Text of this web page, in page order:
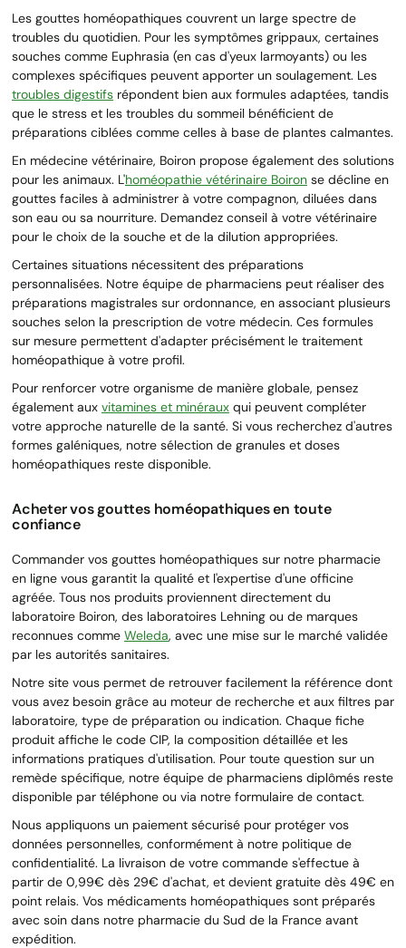
Les gouttes homéopathiques couvrent un large spectre de
troubles du quotidien. Pour les symptômes grippaux, certaines
souches comme Euphrasia (en cas d'yeux larmoyants) ou les
complexes spécifiques peuvent apporter un soulagement. Les
troubles digestifs répondent bien aux formules adaptées, tandis
que le stress et les troubles du sommeil bénéficient de
préparations ciblées comme celles à base de plantes calmantes.
En médecine vétérinaire, Boiron propose également des solutions
pour les animaux. L'homéopathie vétérinaire Boiron se décline en
gouttes faciles à administrer à votre compagnon, diluées dans
son eau ou sa nourriture. Demandez conseil à votre vétérinaire
pour le choix de la souche et de la dilution appropriées.
Certaines situations nécessitent des préparations
personnalisées. Notre équipe de pharmaciens peut réaliser des
préparations magistrales sur ordonnance, en associant plusieurs
souches selon la prescription de votre médecin. Ces formules
sur mesure permettent d'adapter précisément le traitement
homéopathique à votre profil.
Pour renforcer votre organisme de manière globale, pensez
également aux vitamines et minéraux qui peuvent compléter
votre approche naturelle de la santé. Si vous recherchez d'autres
formes galéniques, notre sélection de granules et doses
homéopathiques reste disponible.
Acheter vos gouttes homéopathiques en toute
confiance
Commander vos gouttes homéopathiques sur notre pharmacie
en ligne vous garantit la qualité et l'expertise d'une officine
agréée. Tous nos produits proviennent directement du
laboratoire Boiron, des laboratoires Lehning ou de marques
reconnues comme Weleda, avec une mise sur le marché validée
par les autorités sanitaires.
Notre site vous permet de retrouver facilement la référence dont
vous avez besoin grâce au moteur de recherche et aux filtres par
laboratoire, type de préparation ou indication. Chaque fiche
produit affiche le code CIP, la composition détaillée et les
informations pratiques d'utilisation. Pour toute question sur un
remède spécifique, notre équipe de pharmaciens diplômés reste
disponible par téléphone ou via notre formulaire de contact.
Nous appliquons un paiement sécurisé pour protéger vos
données personnelles, conformément à notre politique de
confidentialité. La livraison de votre commande s'effectue à
partir de 0,99€ dès 29€ d'achat, et devient gratuite dès 49€ en
point relais. Vos médicaments homéopathiques sont préparés
avec soin dans notre pharmacie du Sud de la France avant
expédition.